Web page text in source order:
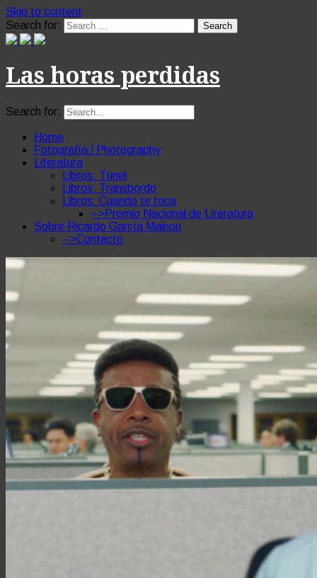
Skip to content
Search for:
Las horas perdidas
Search for:
Home
Fotografía / Photography
Literatura
Libros: Túnel
Libros: Transbordo
Libros: Cuando te toca
–>Premio Nacional de Literatura
Sobre Ricardo García Mainou
–>Contacto